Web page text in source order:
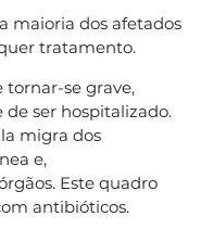
maioria dos afetados
tratamento.
tornar-se grave,
de ser hospitalizado.
migra dos
e,
Este quadro
antibióticos.